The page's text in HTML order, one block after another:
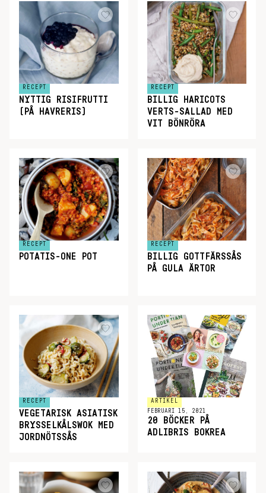
RECEPT
NYTTIG RISIFRUTTI
(PÅ HAVRERIS)
RECEPT
BILLIG HARICOTS
VERTS-SALLAD MED
VIT BÖNRÖRA
RECEPT
POTATIS-ONE POT
RECEPT
BILLIG GOTTFÄRSSÅS
PÅ GULA ÄRTOR
RECEPT
VEGETARISK ASIATISK
BRYSSELKÅLSWOK MED
JORDNÖTSSÅS
ARTIKEL
FEBRUARI 15, 2021
20 BÖCKER PÅ
ADLIBRIS BOKREA